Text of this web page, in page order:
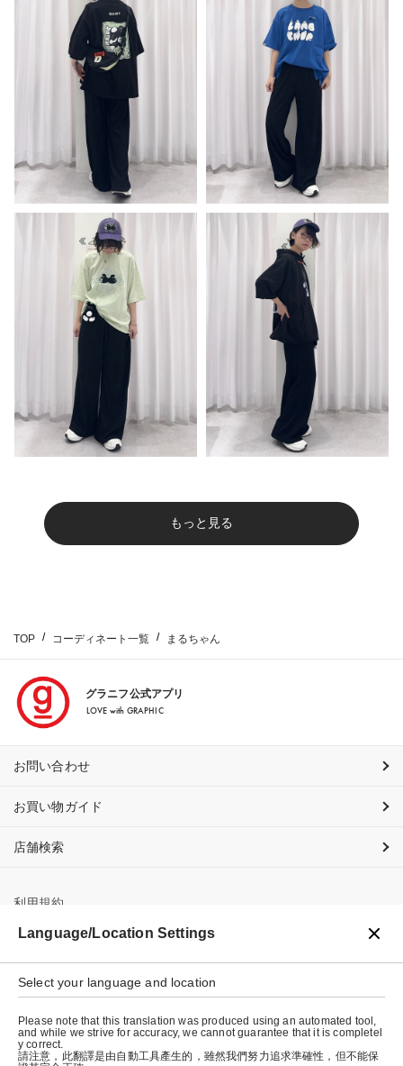
もっと見る
TOP コーディネート一覧 まるちゃん
グラニフ公式アプリ
LOVE with GRAPHIC
お問い合わせ
お買い物ガイド
店舗検索
利用規約
プライバシーポリシー
特定商取引法に基づく表示
会社概要
Language/Location Settings
Select your language and location
Please note that this translation was produced using an automated tool,
and while we strive for accuracy, we cannot guarantee that it is completel
y correct.
請注意，此翻譯是由自動工具產生的，雖然我們努力追求準確性，但不能保